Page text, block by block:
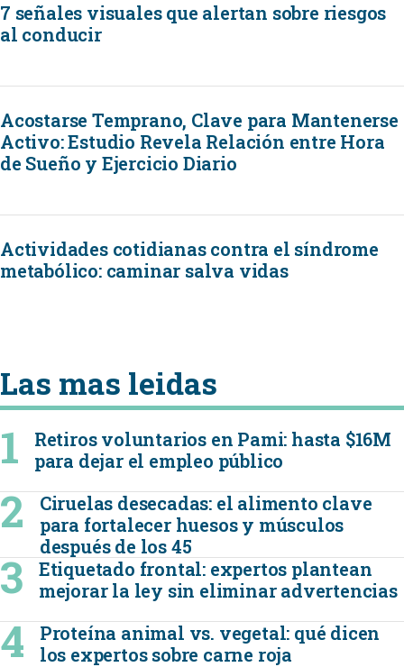
7 señales visuales que alertan sobre riesgos
al conducir
Acostarse Temprano, Clave para Mantenerse
Activo: Estudio Revela Relación entre Hora
de Sueño y Ejercicio Diario
Actividades cotidianas contra el síndrome
metabólico: caminar salva vidas
Las mas leidas
Retiros voluntarios en Pami: hasta $16M
para dejar el empleo público
Ciruelas desecadas: el alimento clave
para fortalecer huesos y músculos
después de los 45
Etiquetado frontal: expertos plantean
mejorar la ley sin eliminar advertencias
Proteína animal vs. vegetal: qué dicen
los expertos sobre carne roja